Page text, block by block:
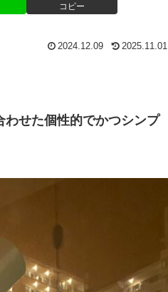
コピー
2024.12.09 2025.11.01
せた個性的でかつシンプ